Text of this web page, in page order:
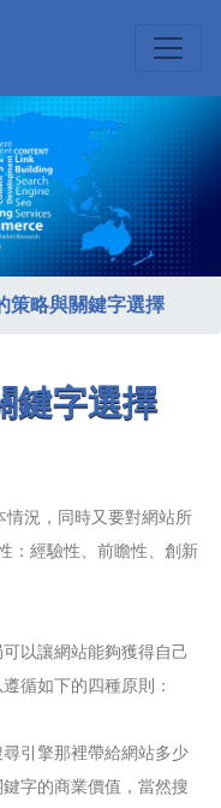
策略與關鍵字選擇
鍵字選擇
況，同時又要對網站所
：經驗性、前瞻性、創新
以讓網站能夠獲得自己
循如下的四種原則：
引擎那裡帶給網站多少
字的商業價值，當然搜